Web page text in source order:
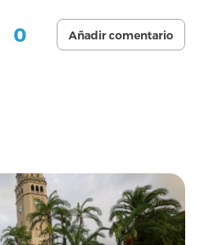
0 Añadir comentario